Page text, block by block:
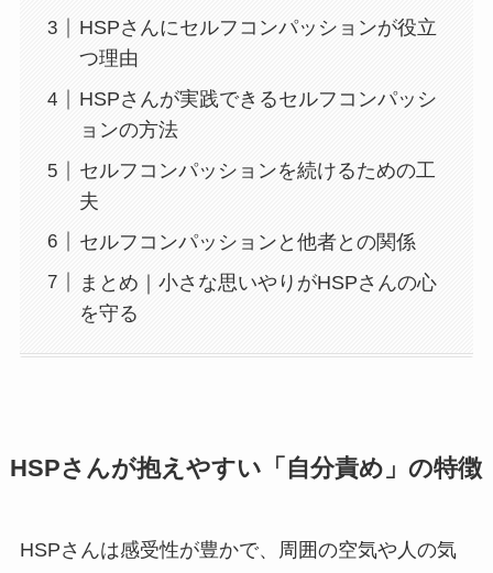
HSPさんにセルフコンパッションが役立
つ理由
HSPさんが実践できるセルフコンパッシ
ョンの方法
セルフコンパッションを続けるための工
夫
セルフコンパッションと他者との関係
まとめ｜小さな思いやりがHSPさんの心
を守る
HSPさんが抱えやすい「自分責め」の特徴
HSPさんは感受性が豊かで、周囲の空気や人の気